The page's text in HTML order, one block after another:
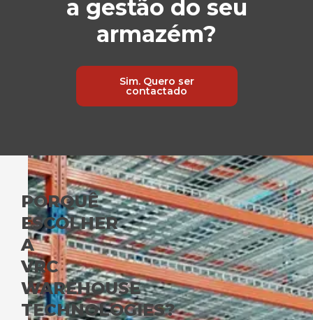
a gestão do seu
armazém?
Sim. Quero ser
contactado
PORQUÊ
ESCOLHER
A
VRC
WAREHOUSE
TECHNOLOGIES?